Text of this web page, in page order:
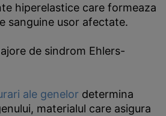
hiperelastice care formeaza
sanguine usor afectate.
de sindrom Ehlers-
ale genelor determina
materialul care asigura